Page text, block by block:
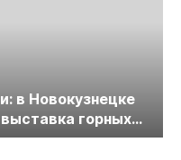
в Новокузнецке
горных
Уголь России и